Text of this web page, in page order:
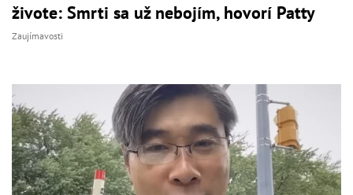
živote: Smrti sa už nebojím, hovorí Patty
Zaujímavosti